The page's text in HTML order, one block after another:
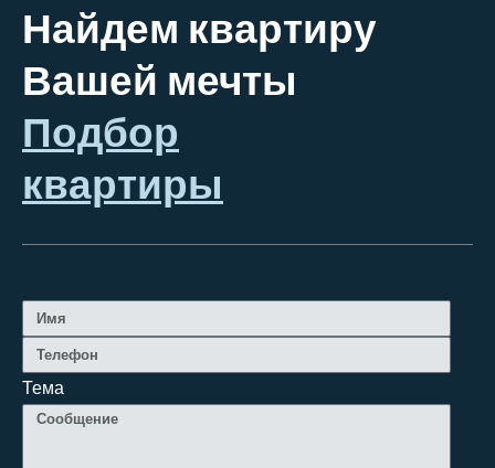
Найдем квартиру
Вашей мечты
Подбор
квартиры
Тема